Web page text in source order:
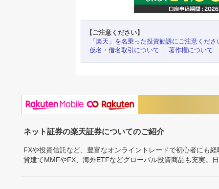
【ご注意ください】
「楽天」を名乗った投資勧誘にご注意くださ
仮名・借名取引について
著作権について
ネット証券の楽天証券についてのご紹介
FXや投資信託など、豊富なオンライントレードで初心者にも
貨建てMMFやFX、海外ETFなどグローバル投資商品も充実。